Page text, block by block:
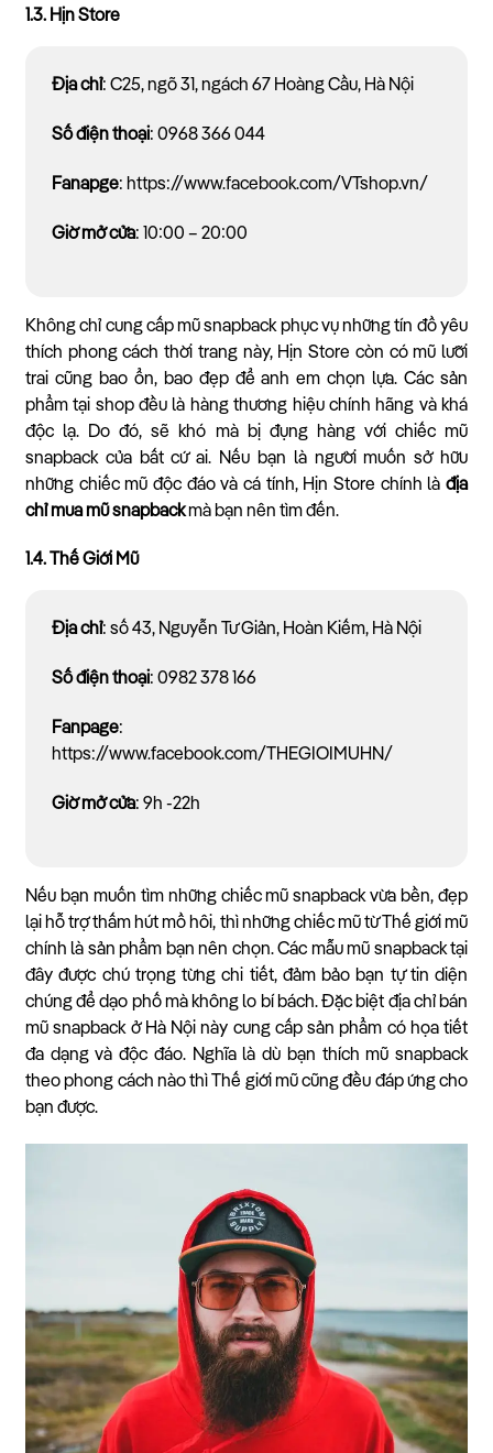
1.3. Hịn Store
Địa chỉ: C25, ngõ 31, ngách 67 Hoàng Cầu, Hà Nội
Số điện thoại: 0968 366 044
Fanapge: https://www.facebook.com/VTshop.vn/
Giờ mở cửa: 10:00 – 20:00
Không chỉ cung cấp mũ snapback phục vụ những tín đồ yêu
thích phong cách thời trang này, Hịn Store còn có mũ lưỡi
trai cũng bao ổn, bao đẹp để anh em chọn lựa. Các sản
phẩm tại shop đều là hàng thương hiệu chính hãng và khá
độc lạ. Do đó, sẽ khó mà bị đụng hàng với chiếc mũ
snapback của bất cứ ai. Nếu bạn là người muốn sở hữu
những chiếc mũ độc đáo và cá tính, Hịn Store chính là địa
chỉ mua mũ snapbackmà bạn nên tìm đến.
1.4. Thế Giới Mũ
Địa chỉ: số 43, Nguyễn Tư Giản, Hoàn Kiếm, Hà Nội
Số điện thoại: 0982 378 166
Fanpage:
https://www.facebook.com/THEGIOIMUHN/
Giờ mở cửa: 9h -22h
Nếu bạn muốn tìm những chiếc mũ snapback vừa bền, đẹp
lại hỗ trợ thấm hút mồ hôi, thì những chiếc mũ từ Thế giới mũ
chính là sản phẩm bạn nên chọn. Các mẫu mũ snapback tại
đây được chú trọng từng chi tiết, đảm bảo bạn tự tin diện
chúng để dạo phố mà không lo bí bách. Đặc biệt địa chỉ bán
mũ snapback ở Hà Nội này cung cấp sản phẩm có họa tiết
đa dạng và độc đáo. Nghĩa là dù bạn thích mũ snapback
theo phong cách nào thì Thế giới mũ cũng đều đáp ứng cho
bạn được.